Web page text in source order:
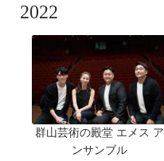
2022
群山芸術の殿堂 エメス ア
ンサンブル